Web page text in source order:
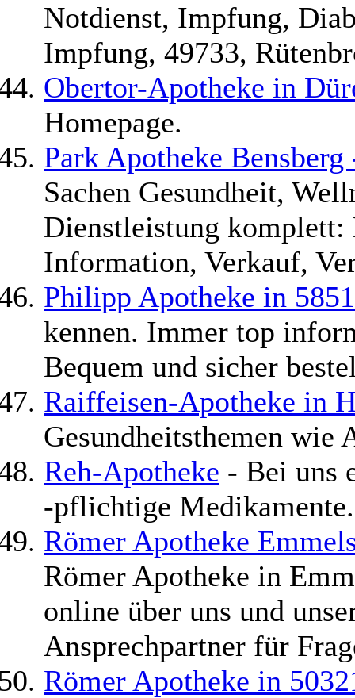
Notdienst, Impfung,
Impfung, 49733,
Obertor-Apotheke in
Homepage.
Park Apotheke
Sachen Gesundheit,
Dienstleistung
Information, Verkauf,
Philipp Apotheke in
kennen. Immer top
Bequem und sicher
Raiffeisen-Apotheke in
Gesundheitsthemen wie
Reh-Apotheke - Bei uns
-pflichtige Medikamente.
Römer Apotheke
Römer Apotheke in
online über uns und
Ansprechpartner für
Römer Apotheke in